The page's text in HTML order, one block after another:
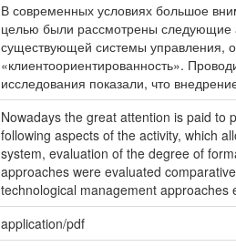
В современных условиях большое
целью были рассмотрены следующие
существующей системы управления,
«клиентоориентированность».
исследования показали, что
Nowadays the great attention is paid to
following aspects of the activity, which
system, evaluation of the degree of
approaches were evaluated
technological management
application/pdf